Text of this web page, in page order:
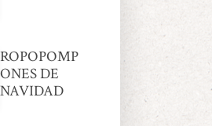
ROPOPOMP
ONES DE
NAVIDAD